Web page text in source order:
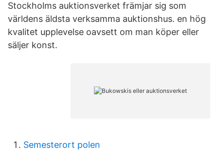
Stockholms auktionsverket främjar sig som
världens äldsta verksamma auktionshus. en hög
kvalitet upplevelse oavsett om man köper eller
säljer konst.
Semesterort polen